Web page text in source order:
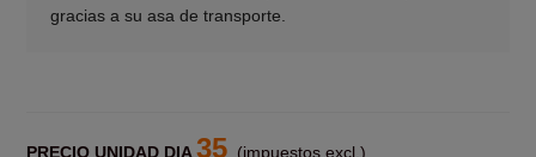
gracias a su asa de transporte.
PRECIO UNIDAD DIA35 (impuestos excl.)